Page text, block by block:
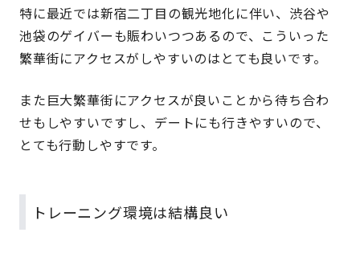
特に最近では新宿二丁目の観光地化に伴い、渋谷や
池袋のゲイバーも賑わいつつあるので、こういった
繁華街にアクセスがしやすいのはとても良いです。
また巨大繁華街にアクセスが良いことから待ち合わ
せもしやすいですし、デートにも行きやすいので、
とても行動しやすです。
トレーニング環境は結構良い